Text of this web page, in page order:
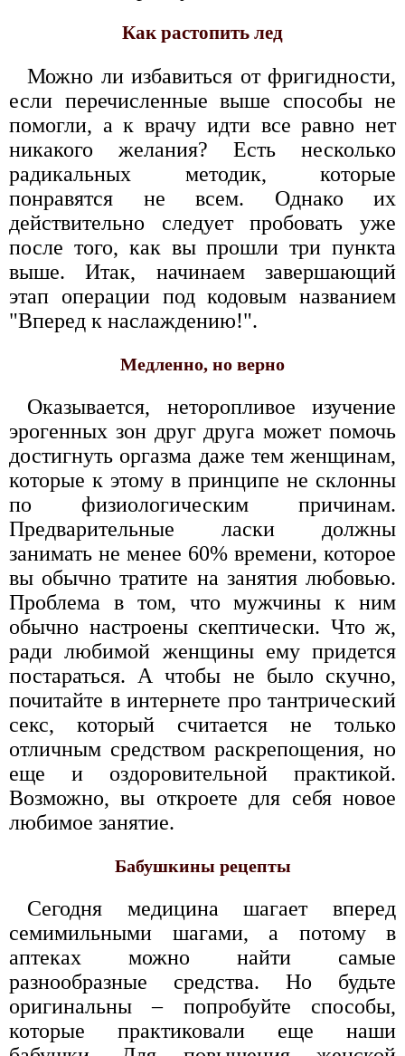
Как растопить лед
Можно ли избавиться от фригидности,
если перечисленные выше способы не
помогли, а к врачу идти все равно нет
никакого желания? Есть несколько
радикальных методик, которые
понравятся не всем. Однако их
действительно следует пробовать уже
после того, как вы прошли три пункта
выше. Итак, начинаем завершающий
этап операции под кодовым названием
"Вперед к наслаждению!".
Медленно, но верно
Оказывается, неторопливое изучение
эрогенных зон друг друга может помочь
достигнуть оргазма даже тем женщинам,
которые к этому в принципе не склонны
по физиологическим причинам.
Предварительные ласки должны
занимать не менее 60% времени, которое
вы обычно тратите на занятия любовью.
Проблема в том, что мужчины к ним
обычно настроены скептически. Что ж,
ради любимой женщины ему придется
постараться. А чтобы не было скучно,
почитайте в интернете про тантрический
секс, который считается не только
отличным средством раскрепощения, но
еще и оздоровительной практикой.
Возможно, вы откроете для себя новое
любимое занятие.
Бабушкины рецепты
Сегодня медицина шагает вперед
семимильными шагами, а потому в
аптеках можно найти самые
разнообразные средства. Но будьте
оригинальны – попробуйте способы,
которые практиковали еще наши